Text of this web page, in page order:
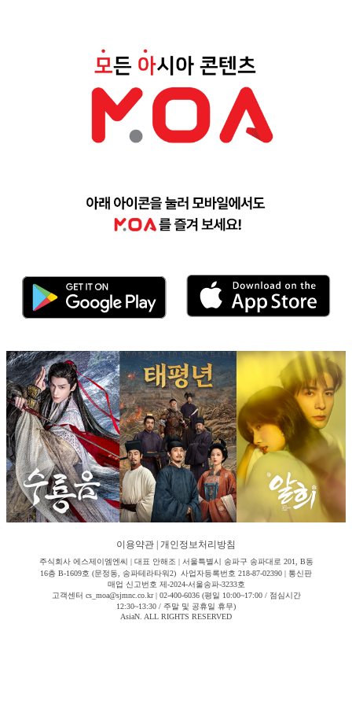
이용약관 개인정보처리방침
주식회사 에스제이엠엔씨 | 대표 안해조 | 서울특별시 송파구 송파대로 201, B동
16층 B-1609호 (문정동, 송파테라타워2) 사업자등록번호 218-87-02390 | 통신판
매업 신고번호 제-2024-서울송파-3233호
고객센터 cs_moa@sjmnc.co.kr | 02-400-6036 (평일 10:00~17:00 / 점심시간
12:30~13:30 / 주말 및 공휴일 휴무)
AsiaN. ALL RIGHTS RESERVED